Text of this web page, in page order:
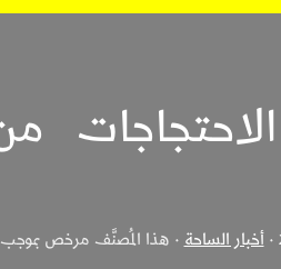
أخبار الساحة · هذا المُصنَّف مرخص بموجب